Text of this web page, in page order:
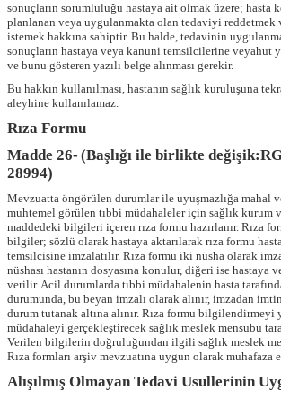
sonuçların sorumluluğu hastaya ait olmak üzere; hasta
planlanan veya uygulanmakta olan tedaviyi reddetmek
istemek hakkına sahiptir. Bu halde, tedavinin
sonuçların hastaya veya kanuni temsilcilerine veyahut
ve bunu gösteren yazılı belge alınması gerekir.
Bu hakkın kullanılması, hastanın sağlık kuruluşuna
aleyhine kullanılamaz.
Rıza Formu
Madde 26- (Başlığı ile birlikte
28994)
Mevzuatta öngörülen durumlar ile uyuşmazlığa mahal
muhtemel görülen tıbbi müdahaleler için sağlık kurum
maddedeki bilgileri içeren rıza formu hazırlanır. Rıza
bilgiler; sözlü olarak hastaya aktarılarak rıza formu
temsilcisine imzalatılır. Rıza formu iki nüsha olarak
nüshası hastanın dosyasına konulur, diğeri ise hastaya
verilir. Acil durumlarda tıbbi müdahalenin hasta
durumunda, bu beyan imzalı olarak alınır, imzadan
durum tutanak altına alınır. Rıza formu bilgilendirmeyi
müdahaleyi gerçekleştirecek sağlık meslek mensubu
Verilen bilgilerin doğruluğundan ilgili sağlık meslek
Rıza formları arşiv mevzuatına uygun olarak muhafaza
Alışılmış Olmayan Tedavi Usullerinin